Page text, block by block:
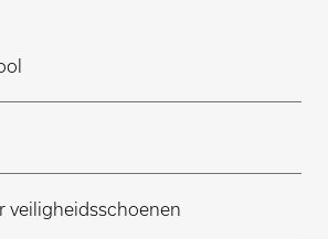
veiligheidsschoenen